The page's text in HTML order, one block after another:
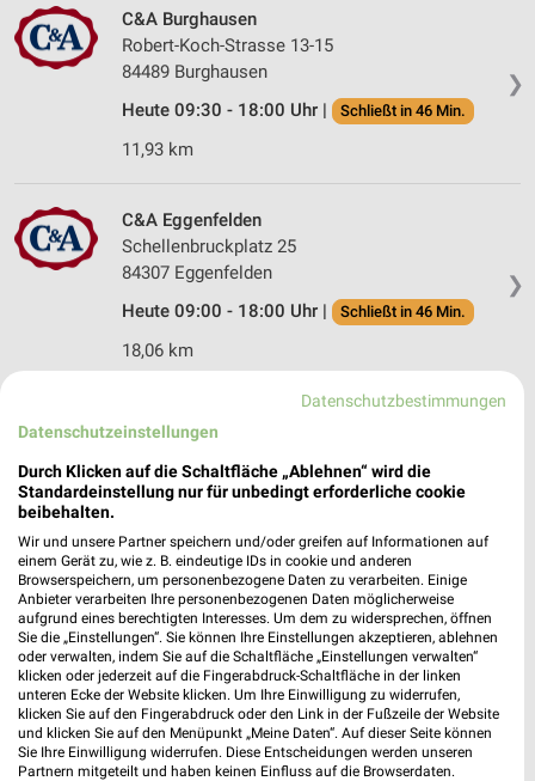
❯
C&A Burghausen
Robert-Koch-Strasse 13-15
84489 Burghausen
Heute 09:30 - 18:00 Uhr |
Schließt in 46 Min.
11,93 km
❯
C&A Eggenfelden
Schellenbruckplatz 25
84307 Eggenfelden
Heute 09:00 - 18:00 Uhr |
Schließt in 46 Min.
18,06 km
C&A Waldkraiburg
Berliner Strasse 11
84478 Waldkraiburg
23,08 km
Datenschutzbestimmungen
Datenschutzeinstellungen
Durch Klicken auf die Schaltfläche „Ablehnen“ wird die
Standardeinstellung nur für unbedingt erforderliche cookie
beibehalten.
Wir und unsere Partner speichern und/oder greifen auf Informationen auf
einem Gerät zu, wie z. B. eindeutige IDs in cookie und anderen
Browserspeichern, um personenbezogene Daten zu verarbeiten. Einige
Anbieter verarbeiten Ihre personenbezogenen Daten möglicherweise
aufgrund eines berechtigten Interesses. Um dem zu widersprechen, öffnen
Sie die „Einstellungen“. Sie können Ihre Einstellungen akzeptieren, ablehnen
oder verwalten, indem Sie auf die Schaltfläche „Einstellungen verwalten“
klicken oder jederzeit auf die Fingerabdruck-Schaltfläche in der linken
unteren Ecke der Website klicken. Um Ihre Einwilligung zu widerrufen,
klicken Sie auf den Fingerabdruck oder den Link in der Fußzeile der Website
und klicken Sie auf den Menüpunkt „Meine Daten“. Auf dieser Seite können
Sie Ihre Einwilligung widerrufen. Diese Entscheidungen werden unseren
Partnern mitgeteilt und haben keinen Einfluss auf die Browserdaten.